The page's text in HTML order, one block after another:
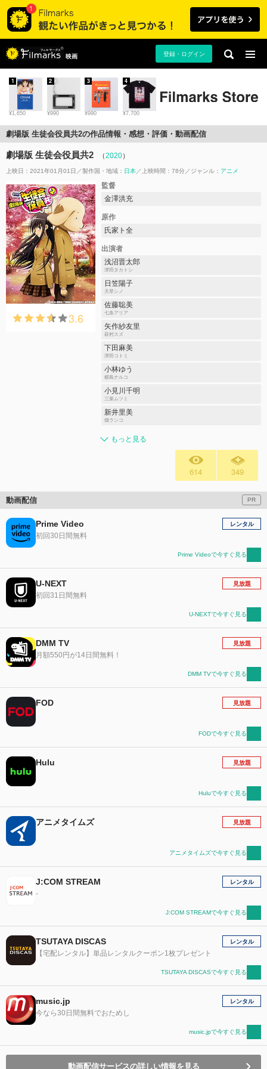
映画 登録・ログイン
¥1,650
1
¥990
2
¥990
3
¥7,700
4
劇場版 生徒会役員共2の作品情報・感想・評価・動画配信
劇場版 生徒会役員共2 （2020）
上映日：2021年01月01日 製作国・地域： 日本 上映時間：78分 ジャンル： アニメ
3.6
監督
金澤洪充
原作
氏家ト全
出演者
浅沼晋太郎
津田タカトシ
日笠陽子
天草シノ
佐藤聡美
七条アリア
矢作紗友里
萩村スズ
下田麻美
津田コトミ
小林ゆう
横島ナルコ
小見川千明
三葉ムツミ
新井里美
畑ランコ
もっと見る
614 349
動画配信 PR
Prime Video
初回30日間無料
レンタル
Prime Videoで今すぐ見る
U-NEXT
初回31日間無料
見放題
U-NEXTで今すぐ見る
DMM TV
月額550円が14日間無料！
見放題
DMM TVで今すぐ見る
FOD 見放題
FODで今すぐ見る
Hulu 見放題
Huluで今すぐ見る
アニメタイムズ 見放題
アニメタイムズで今すぐ見る
J:COM STREAM
-
レンタル
J:COM STREAMで今すぐ見る
TSUTAYA DISCAS
【宅配レンタル】単品レンタルクーポン1枚プレゼント
レンタル
TSUTAYA DISCASで今すぐ見る
music.jp
今なら30日間無料でおためし
レンタル
music.jpで今すぐ見る
動画配信サービスの詳しい情報を見る